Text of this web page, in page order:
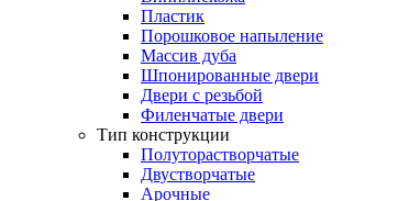
Пластик
Порошковое напыление
Массив дуба
Шпонированные двери
Двери с резьбой
Филенчатые двери
Тип конструкции
Полуторастворчатые
Двустворчатые
Арочные